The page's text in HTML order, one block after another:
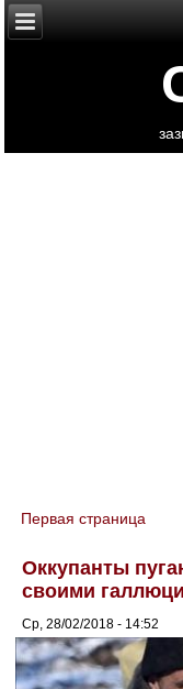
You are here
Первая страница
Оккупанты
своими
Ср, 28/02/2018 - 14:52